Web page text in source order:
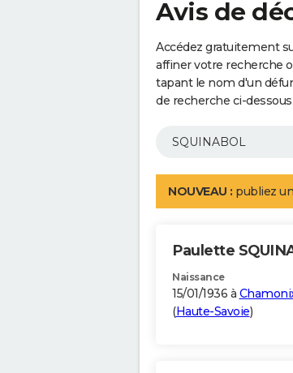
Avis de
Accédez gratuitement
affiner votre recherche
tapant le nom d'un
de recherche ci-dessous.
NOUVEAU : publiez un
Paulette
Naissance
15/01/1936 à
(Haute-Savoie)